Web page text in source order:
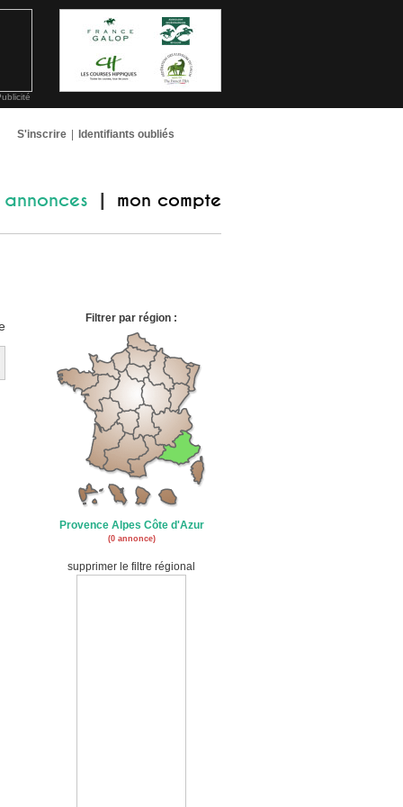
S'inscrire Identifiants oubliés
annonces mon compte
Filtrer par région :
Provence Alpes Côte d'Azur
(0 annonce)
supprimer le filtre régional